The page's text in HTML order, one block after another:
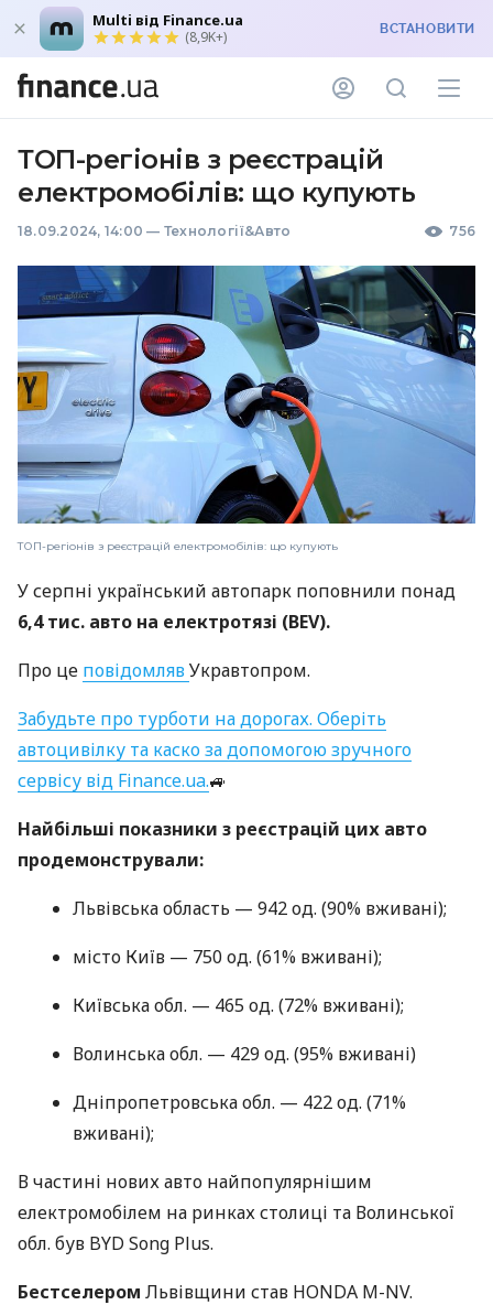
Multi від Finance.ua
(8,9K+) ВСТАНОВИТИ
ТОП-регіонів з реєстрацій
електромобілів: що купують
18.09.2024, 14:00 — Технології&Авто 756
ТОП-регіонів з реєстрацій електромобілів: що купують
У серпні український автопарк поповнили понад
6,4 тис. авто на електротязі (BEV).
Про це повідомлявУкравтопром.
Забудьте про турботи на дорогах. Оберіть
автоцивілку та каско за допомогою зручного
сервісу від Finance.ua.🚙
Найбільші показники з реєстрацій цих авто
продемонстрували:
Львівська область — 942 од. (90% вживані);
місто Київ — 750 од. (61% вживані);
Київська обл. — 465 од. (72% вживані);
Волинська обл. — 429 од. (95% вживані)
Дніпропетровська обл. — 422 од. (71%
вживані);
В частині нових авто найпопулярнішим
електромобілем на ринках столиці та Волинської
обл. був BYD Song Plus.
Бестселером Львівщини став HONDA M-NV.